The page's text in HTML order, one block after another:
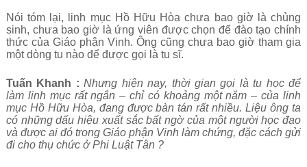
Nói tóm lại, linh mục Hồ Hữu Hòa chưa bao giờ là chủng
sinh, chưa bao giờ là ứng viên được chọn để đào tạo chính
thức của Giáo phận Vinh. Ông cũng chưa bao giờ tham gia
một dòng tu nào để được gọi là tu sĩ.
Tuấn Khanh :Nhưng hiện nay, thời gian gọi là tu học để
làm linh mục rất ngắn – chỉ có khoảng một năm – của linh
mục Hồ Hữu Hòa, đang được bàn tán rất nhiều. Liệu ông ta
có những dấu hiệu xuất sắc bất ngờ của một người học đạo
và được ai đó trong Giáo phận Vinh làm chứng, đặc cách gửi
đi cho thụ chức ở Phi Luật Tân ?